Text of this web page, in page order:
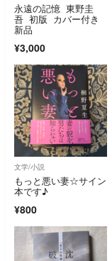
永遠の記憶 東野圭
吾 初版 カバー付き
新品
¥3,000
文学/小説
もっと悪い妻☆サイン
本です♪
¥800